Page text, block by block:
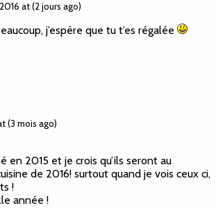
at (2 jours ago)
j’espère que tu t’es régalée
(3 mois ago)
en 2015 et je crois qu’ils seront au
de 2016! surtout quand je vois ceux ci,
!
année !